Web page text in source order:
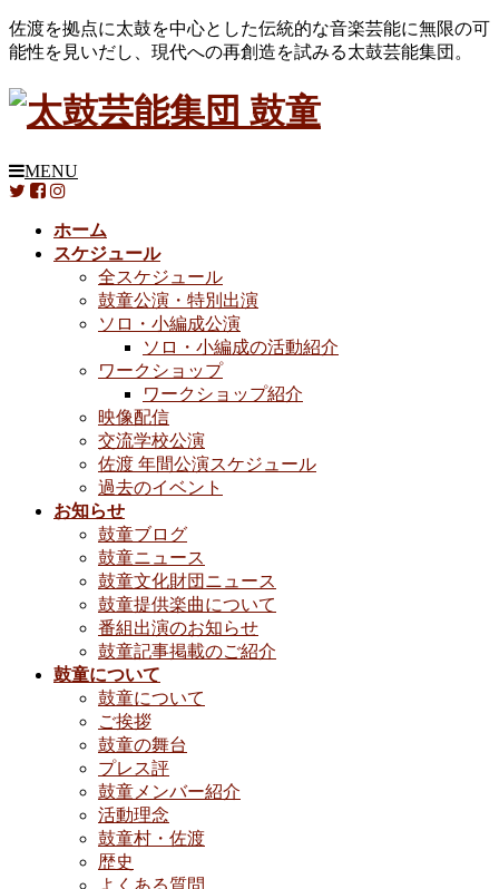
佐渡を拠点に太鼓を中心とした伝統的な音楽芸能に無限の可
能性を見いだし、現代への再創造を試みる太鼓芸能集団。
MENU
ホーム
スケジュール
全スケジュール
鼓童公演・特別出演
ソロ・小編成公演
ソロ・小編成の活動紹介
ワークショップ
ワークショップ紹介
映像配信
交流学校公演
佐渡 年間公演スケジュール
過去のイベント
お知らせ
鼓童ブログ
鼓童ニュース
鼓童文化財団ニュース
鼓童提供楽曲について
番組出演のお知らせ
鼓童記事掲載のご紹介
鼓童について
鼓童について
ご挨拶
鼓童の舞台
プレス評
鼓童メンバー紹介
活動理念
鼓童村・佐渡
歴史
よくある質問